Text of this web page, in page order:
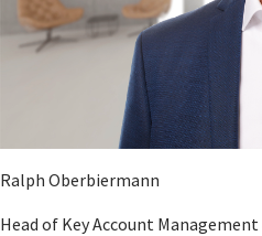
Ralph Oberbiermann
Head of Key Account